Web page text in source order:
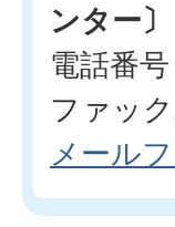
ンター〕
電話番
ファッ
メール